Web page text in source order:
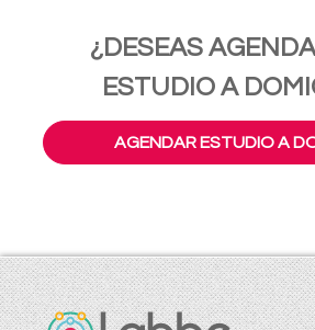
¿DESEAS
ESTUDIO A
AGENDAR ESTUDIO A